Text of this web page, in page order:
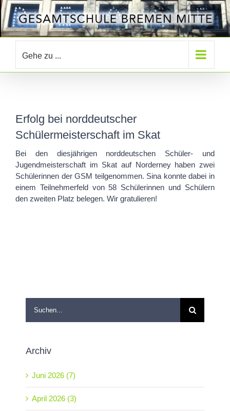
Zum
Inhalt
springen
Gehe zu ...
Erfolg bei norddeutscher
Schülermeisterschaft im Skat
Bei den diesjährigen norddeutschen Schüler- und
Jugendmeisterschaft im Skat auf Norderney haben zwei
Schülerinnen der GSM teilgenommen. Sina konnte dabei in
einem Teilnehmerfeld von 58 Schülerinnen und Schülern
den zweiten Platz belegen. Wir gratulieren!
Archiv
Juni 2026 (7)
April 2026 (3)